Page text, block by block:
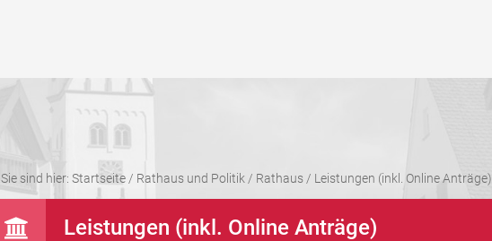
Sie sind hier: Startseite/ Rathaus und Politik / Rathaus/ Leistungen (inkl. Online Anträge)
Leistungen (inkl. Online Anträge)